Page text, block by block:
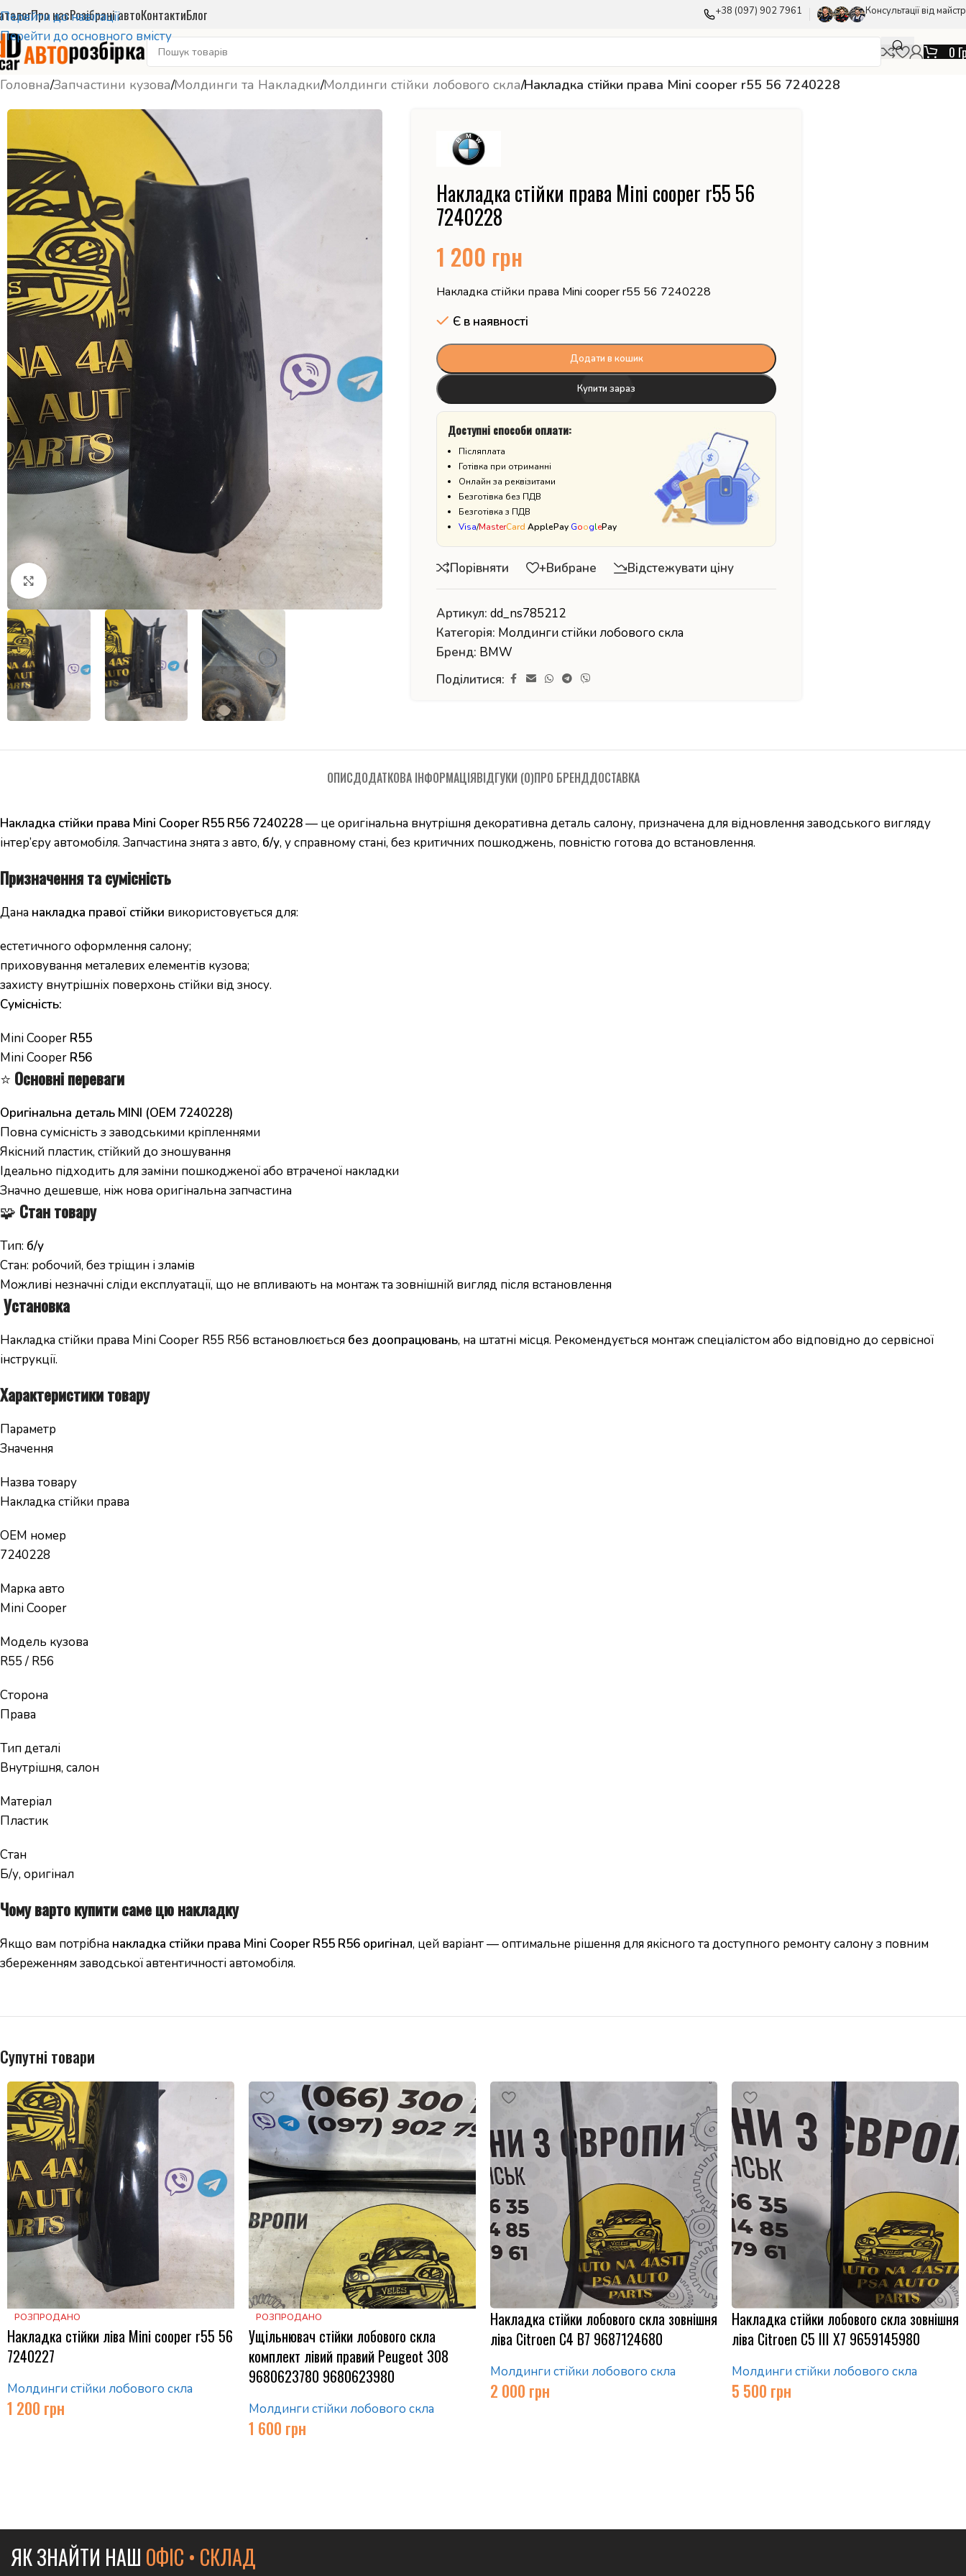
Перейти до навігації
Перейти до основного вмісту
Про насРозібрані автоКонтактиБлог +38 (097) 902 7961 Консультації від
0
Головна/Запчастини кузова/Молдинги та Накладки/Молдинги стійки лобового скла/Накладка стійки права Mini cooper r55 56 7240228
Натисніть, щоб збільшити
Накладка стійки права Mini cooper r55 56
7240228
1 200 грн
Накладка стійки права Mini cooper r55 56 7240228
Є в наявності
Додати в кошик
Купити зараз
Доступні способи оплати:
Післяплата
Готівка при отриманні
Онлайн за реквізитами
Безготівка без ПДВ
Безготівка з ПДВ
Visa/MasterCard ApplePay GooglePay
Порівняти +Вибране Відстежувати ціну
Артикул:dd_ns785212
Категорія: Молдинги стійки лобового скла
Бренд: BMW
Поділитися:
ОПИСДОДАТКОВА ІНФОРМАЦІЯВІДГУКИ (0)ПРО БРЕНДДОСТАВКА
Накладка стійки права Mini Cooper R55 R56 7240228— це оригінальна внутрішня декоративна деталь салону, призначена для відновлення заводського вигляду
інтер’єру автомобіля. Запчастина знята з авто, б/у, у справному стані, без критичних пошкоджень, повністю готова до встановлення.
Призначення та сумісність
Дана накладка правої стійки використовується для:
естетичного оформлення салону;
приховування металевих елементів кузова;
захисту внутрішніх поверхонь стійки від зносу.
Сумісність:
Mini Cooper R55
Mini Cooper R56
⭐ Основні переваги
Оригінальна деталь MINI (OEM 7240228)
Повна сумісність з заводськими кріпленнями
Якісний пластик, стійкий до зношування
Ідеально підходить для заміни пошкодженої або втраченої накладки
Значно дешевше, ніж нова оригінальна запчастина
🧩 Стан товару
Тип: б/у
Стан: робочий, без тріщин і зламів
Можливі незначні сліди експлуатації, що не впливають на монтаж та зовнішній вигляд після встановлення
Установка
Накладка стійки права Mini Cooper R55 R56 встановлюється без доопрацювань, на штатні місця. Рекомендується монтаж спеціалістом або відповідно до сервісної
інструкції.
Характеристики товару
Параметр
Значення
Назва товару
Накладка стійки права
OEM номер
7240228
Марка авто
Mini Cooper
Модель кузова
R55 / R56
Сторона
Права
Тип деталі
Внутрішня, салон
Матеріал
Пластик
Стан
Б/у, оригінал
Чому варто купити саме цю накладку
Якщо вам потрібна накладка стійки права Mini Cooper R55 R56 оригінал, цей варіант — оптимальне рішення для якісного та доступного ремонту салону з повним
збереженням заводської автентичності автомобіля.
Супутні товари
РОЗПРОДАНО
Накладка стійки ліва Mini cooper r55 56
7240227
Молдинги стійки лобового скла
1 200 грн
РОЗПРОДАНО
Ущільнювач стійки лобового скла
комплект лівий правий Peugeot 308
9680623780 9680623980
Молдинги стійки лобового скла
1 600 грн
Накладка стійки лобового скла зовнішня
ліва Citroen C4 B7 9687124680
Молдинги стійки лобового скла
2 000 грн
Накладка стійки лобового скла зовнішня
ліва Citroen C5 III X7 9659145980
Молдинги стійки лобового скла
5 500 грн
ЯК ЗНАЙТИ НАШ ОФІС • СКЛАД